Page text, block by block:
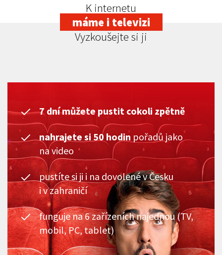
K internetu
máme i televizi
Vyzkoušejte si ji
7 dní můžete pustit cokoli zpětně
nahrajete si 50 hodin pořadů jako
na video
pustíte si ji i na dovolené v Česku
i v zahraničí
funguje na 6 zařízeních najednou (TV,
mobil, PC, tablet)